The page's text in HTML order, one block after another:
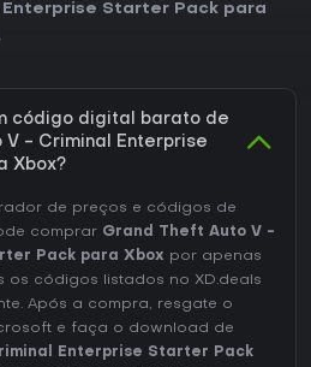
Starter Pack para
código digital barato de
V - Criminal Enterprise
Xbox?
de preços e códigos de
comprar Grand Theft Auto V -
Pack para Xbox por apenas
os códigos listados no XD.deals
Após a compra, resgate o
e faça o download de
Enterprise Starter Pack